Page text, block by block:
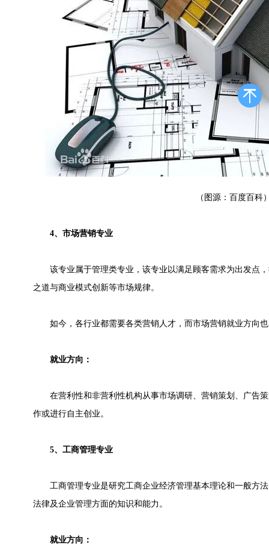
（图源：百度百科
4、市场营销专业
该专业属于管理类专业，该专业以满足顾客需求为出发点，
之道与商业模式创新等市场规律。
如今，各行业都需要各类营销人才，而市场营销就业方向也
就业方向：
在营利性和非营利性机构从事市场调研、营销策划、广告策
作或进行自主创业。
5、工商管理专业
工商管理专业是研究工商企业经济管理基本理论和一般方法
法律及企业管理方面的知识和能力。
就业方向：